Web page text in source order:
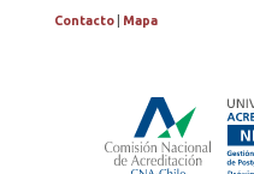
Contacto Mapa